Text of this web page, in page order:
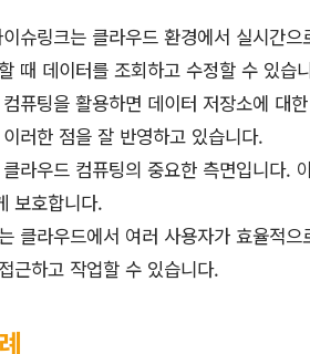
슈링크는 클라우드 환경에서 실시간
때 데이터를 조회하고 수정할 수 있습
퓨팅을 활용하면 데이터 저장소에 대
러한 점을 잘 반영하고 있습니다.
라우드 컴퓨팅의 중요한 측면입니다.
보호합니다.
클라우드에서 여러 사용자가 효율적
근하고 작업할 수 있습니다.